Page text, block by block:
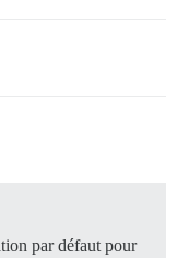
par défaut pour